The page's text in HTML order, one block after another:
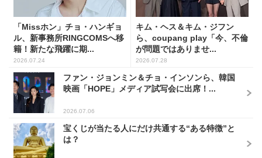
「Missホン」チョ・ハンギョ
ル、新事務所RINGCOMSへ移
籍！新たな飛躍に期...
2026.07.24
キム・ヘス＆キム・ジフン
ら、coupang play「今、不倫
が問題ではありませ...
2026.07.28
ファン・ジョンミン＆チョ・インソンら、韓国
映画「HOPE」メディア試写会に出席！...
2026.07.06
宝くじが当たる人にだけ共通する“ある特徴”と
は？